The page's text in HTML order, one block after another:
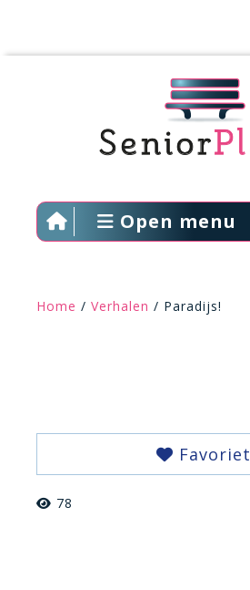
Open menu
Home / Verhalen / Paradijs!
Favoriet
78